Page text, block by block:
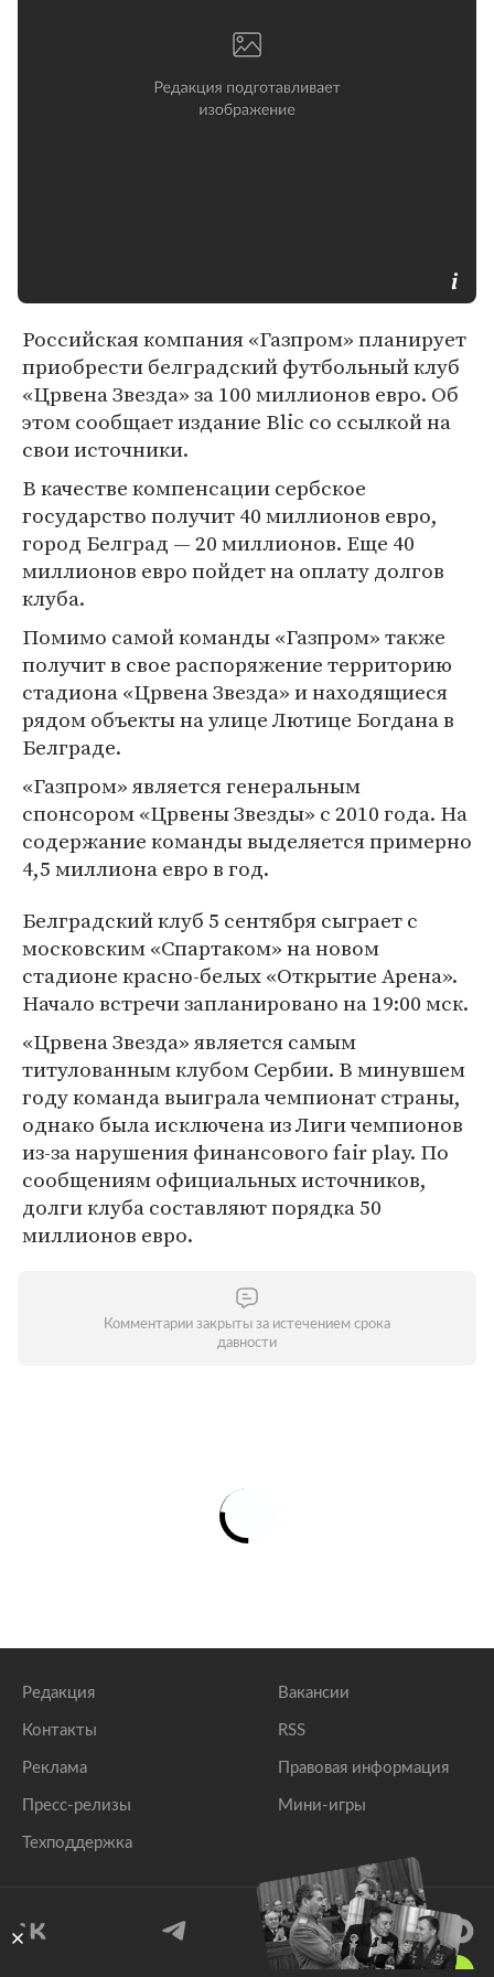
Российская компания «Газпром» планирует
приобрести белградский футбольный клуб
«Црвена Звезда» за 100 миллионов евро. Об
этом сообщает издание Blic со ссылкой на
свои источники.
В качестве компенсации сербское
государство получит 40 миллионов евро,
город Белград — 20 миллионов. Еще 40
миллионов евро пойдет на оплату долгов
клуба.
Помимо самой команды «Газпром» также
получит в свое распоряжение территорию
стадиона «Црвена Звезда» и находящиеся
рядом объекты на улице Лютице Богдана в
Белграде.
«Газпром» является генеральным
спонсором «Црвены Звезды» с 2010 года. На
содержание команды выделяется примерно
4,5 миллиона евро в год.
Белградский клуб 5 сентября сыграет с
московским «Спартаком» на новом
стадионе красно-белых «Открытие Арена».
Начало встречи запланировано на 19:00 мск.
«Црвена Звезда» является самым
титулованным клубом Сербии. В минувшем
году команда выиграла чемпионат страны,
однако была исключена из Лиги чемпионов
из-за нарушения финансового fair play. По
сообщениям официальных источников,
долги клуба составляют порядка 50
миллионов евро.
Комментарии закрыты за истечением срока
давности
Редакция
Контакты
Реклама
Пресс-релизы
Техподдержка
Вакансии
RSS
Правовая информация
Мини-игры